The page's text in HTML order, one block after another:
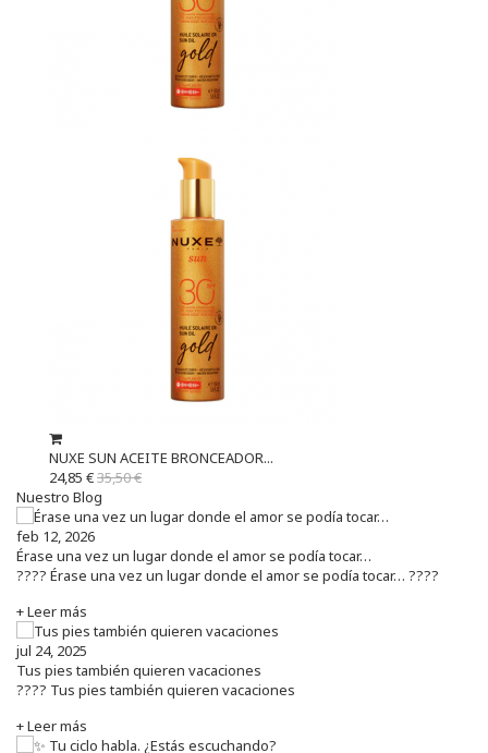
NUXE SUN ACEITE BRONCEADOR...
24,85 €35,50 €
Nuestro Blog
feb 12, 2026
Érase una vez un lugar donde el amor se podía tocar…
???? Érase una vez un lugar donde el amor se podía tocar… ????
+ Leer más
jul 24, 2025
Tus pies también quieren vacaciones
???? Tus pies también quieren vacaciones
+ Leer más